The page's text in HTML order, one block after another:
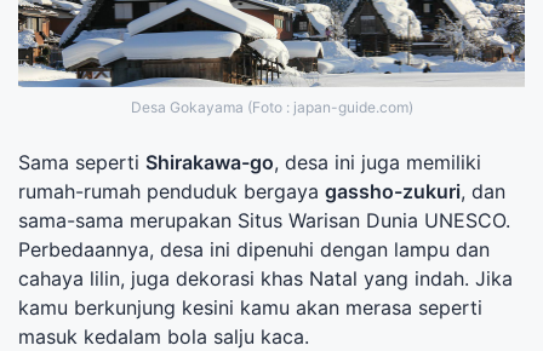
Desa Gokayama (Foto : japan-guide.com)
Sama seperti Shirakawa-go, desa ini juga memiliki
rumah-rumah penduduk bergaya gassho-zukuri, dan
sama-sama merupakan Situs Warisan Dunia UNESCO.
Perbedaannya, desa ini dipenuhi dengan lampu dan
cahaya lilin, juga dekorasi khas Natal yang indah. Jika
kamu berkunjung kesini kamu akan merasa seperti
masuk kedalam bola salju kaca.